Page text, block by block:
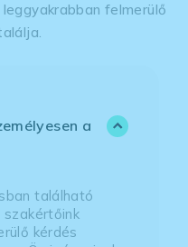
felmerülő
a
található
kérdés